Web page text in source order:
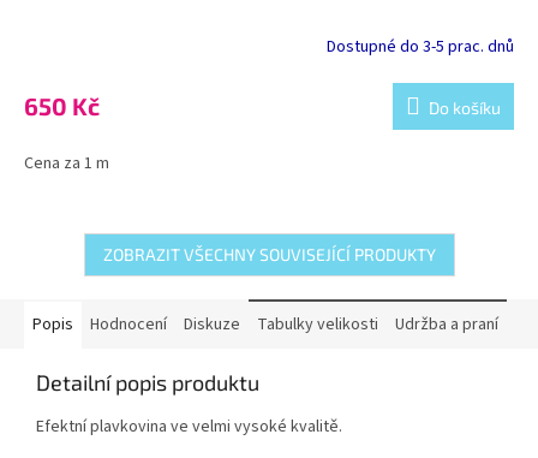
Dostupné do 3-5 prac. dnů
650 Kč Do košíku
Cena za 1 m
ZOBRAZIT VŠECHNY SOUVISEJÍCÍ PRODUKTY
Popis Hodnocení Diskuze Tabulky velikosti Udržba a praní
Detailní popis produktu
Efektní plavkovina ve velmi vysoké kvalitě.